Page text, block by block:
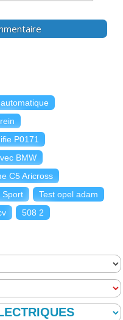
P0171
BMW
C5 Aricross
Sport
Test opel adam
508 2